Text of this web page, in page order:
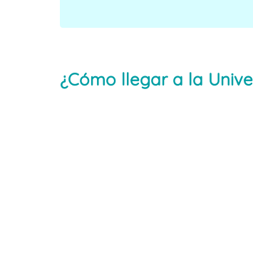
¿Cómo llegar a la